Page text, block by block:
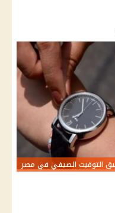
التوقيت الصيفي في مصر